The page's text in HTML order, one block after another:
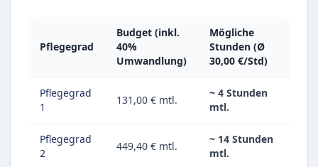
Pflegegrad
Budget (inkl.
40%
Umwandlung)
Mögliche
Stunden (Ø
30,00 €/Std)
Pflegegrad
1
131,00 € mtl.
~ 4 Stunden
mtl.
Pflegegrad
2
449,40 € mtl.
~ 14 Stunden
mtl.